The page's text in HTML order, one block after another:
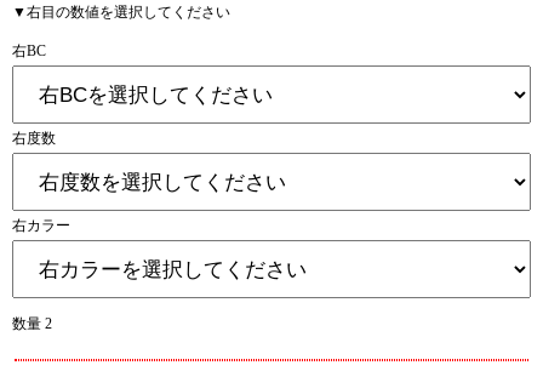
▼右目の数値を選択してください
右BC
右度数
右カラー
数量 2